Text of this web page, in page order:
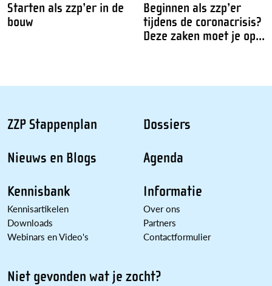
Starten als zzp’er in de
bouw
Beginnen als zzp’er
tijdens de coronacrisis?
Deze zaken moet je op...
ZZP Stappenplan
Nieuws en Blogs
Kennisbank
Kennisartikelen
Downloads
Webinars en Video's
Dossiers
Agenda
Informatie
Over ons
Partners
Contactformulier
Niet gevonden wat je zocht?